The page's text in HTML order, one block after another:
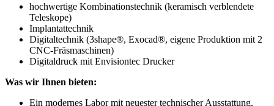
hochwertige Kombinationstechnik (keramisch verblendete
Teleskope)
Implantattechnik
Digitaltechnik (3shape®, Exocad®, eigene Produktion mit 2
CNC-Fräsmaschinen)
Digitaldruck mit Envisiontec Drucker
Was wir Ihnen bieten:
Ein modernes Labor mit neuester technischer Ausstattung,